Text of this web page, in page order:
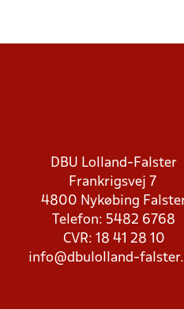
DBU Lolland-Falster
Frankrigsvej 7
4800 Nykøbing
Telefon: 5482 6768
CVR: 18 41 28 10
info@dbulolland-